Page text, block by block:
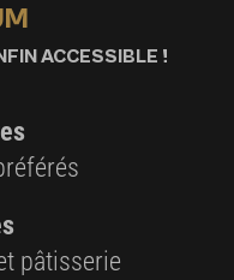
ACCESSIBLE !
pâtisserie